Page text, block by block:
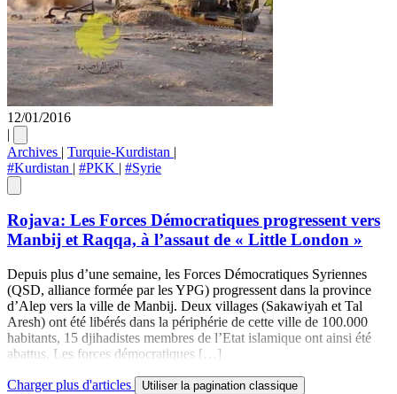
12/01/2016
|
Archives | Turquie-Kurdistan |
#Kurdistan | #PKK | #Syrie
Rojava: Les Forces Démocratiques progressent vers
Manbij et Raqqa, à l’assaut de « Little London »
Depuis plus d’une semaine, les Forces Démocratiques Syriennes
(QSD, alliance formée par les YPG) progressent dans la province
d’Alep vers la ville de Manbij. Deux villages (Sakawiyah et Tal
Aresh) ont été libérés dans la périphérie de cette ville de 100.000
habitants, 15 djihadistes membres de l’Etat islamique ont ainsi été
abattus. Les forces démocratiques […]
Charger plus d'articles Utiliser la pagination classique